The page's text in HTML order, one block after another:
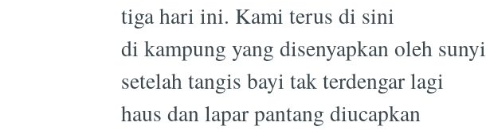
tiga hari ini. Kami terus di sini
di kampung yang disenyapkan oleh sunyi
setelah tangis bayi tak terdengar lagi
haus dan lapar pantang diucapkan